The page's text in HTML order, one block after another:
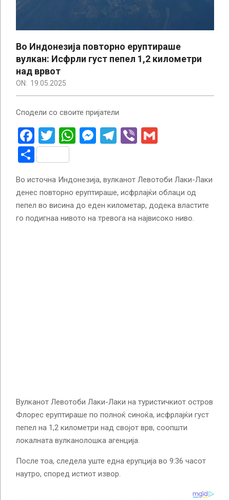
Во Индонезија повторно еруптираше
вулкан: Исфрли густ пепел 1,2 километри
над врвот
ON: 19.05.2025
Сподели со своите пријатели
Facebook
Twitter
WhatsApp
Messenger
Telegram
Viber
Share
Во источна Индонезија, вулканот Левотоби Лаки-Лаки
денес повторно еруптираше, исфрлајќи облаци од
пепел во висина до еден километар, додека властите
го подигнаа нивото на тревога на највисоко ниво.
Вулканот Левотоби Лаки-Лаки на туристичкиот остров
Флорес еруптираше по полноќ синоќа, исфрлајќи густ
пепел на 1,2 километри над својот врв, соопшти
локалната вулканолошка агенција.
После тоа, следела уште една ерупција во 9:36 часот
наутро, според истиот извор.